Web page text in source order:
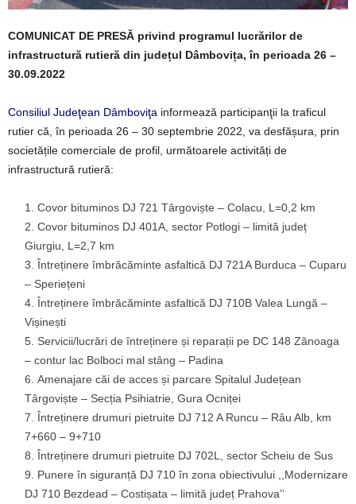
COMUNICAT DE PRESĂ privind programul lucrărilor de
infrastructură rutieră din județul Dâmbovița, în perioada 26 –
30.09.2022
Consiliul Judeţean Dâmboviţa informează participanţii la traficul
rutier că, în perioada 26 – 30 septembrie 2022, va desfășura, prin
societățile comerciale de profil, următoarele activități de
infrastructură rutieră:
Covor bituminos DJ 721 Târgoviște – Colacu, L=0,2 km
Covor bituminos DJ 401A, sector Potlogi – limită județ
Giurgiu, L=2,7 km
Întreținere îmbrăcăminte asfaltică DJ 721A Burduca – Cuparu
– Speriețeni
Întreținere îmbrăcăminte asfaltică DJ 710B Valea Lungă –
Vișinești
Servicii/lucrări de întreținere și reparații pe DC 148 Zănoaga
– contur lac Bolboci mal stâng – Padina
Amenajare căi de acces și parcare Spitalul Județean
Târgoviște – Secția Psihiatrie, Gura Ocniței
Întreținere drumuri pietruite DJ 712 A Runcu – Râu Alb, km
7+660 – 9+710
Întreținere drumuri pietruite DJ 702L, sector Scheiu de Sus
Punere în siguranță DJ 710 în zona obiectivului ,,Modernizare
DJ 710 Bezdead – Costișata – limită județ Prahova’’